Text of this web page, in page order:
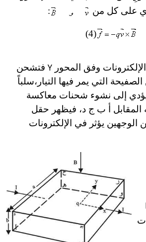
على كل من
:
(4)
وفق المحور Y فتشحن
التي يمر فيها التيار،سلباً
1)، مما يؤدي إلى نشوء شحنات معاكسة
المقابل أ ب ج د، فيظهر حقل
الوجهين يؤثر في الإلكترونات